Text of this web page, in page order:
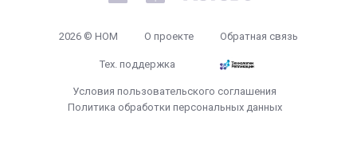
2026 © НОМ О проекте Обратная связь
Тех. поддержка
Условия пользовательского соглашения
Политика обработки персональных данных